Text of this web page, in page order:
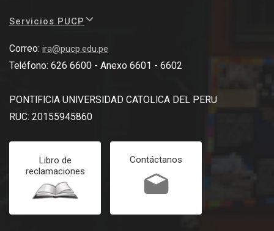
Servicios PUCP
Correo: ira@pucp.edu.pe
Teléfono: 626 6600 - Anexo 6601 - 6602
PONTIFICIA UNIVERSIDAD CATOLICA DEL PERU
RUC: 20155945860
Libro de
reclamaciones
Contáctanos